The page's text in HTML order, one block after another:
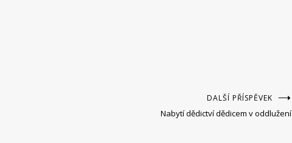
DALŠÍ PŘÍSPĚVEK
Nabytí dědictví dědicem v oddlužení